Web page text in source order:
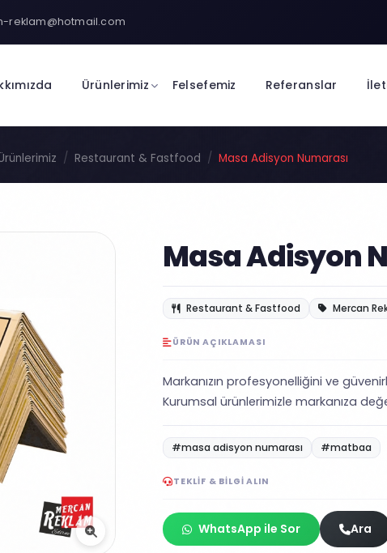
reklam@hotmail.com
Ürünlerimiz Felsefemiz Referanslar
Restaurant & Fastfood Masa Adisyon Numarası
Masa Adisyon
Restaurant & Fastfood Mercan
ÜRÜN AÇIKLAMASI
Markanızın profesyonelliğini ve
Kurumsal ürünlerimizle markanıza
#masa adisyon numarası #matbaa
TEKLIF & BILGI ALIN
WhatsApp ile Sor Ara